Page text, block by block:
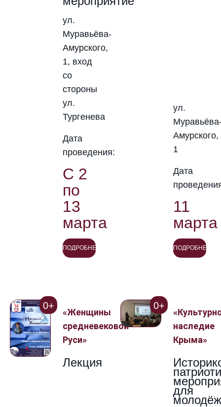
ул.
Муравьёва-
Амурского,
1, вход
со
стороны
ул.
Тургенева
Дата
проведения:
С 2
по
13
марта
ПОДРОБНЕЕ
ул.
Амурского,
1
Дата
11
марта
ПОДРОБНЕЕ
«Женщины
средневековой
Руси»
Лекция
0+
наследие
Крыма»
для
0+